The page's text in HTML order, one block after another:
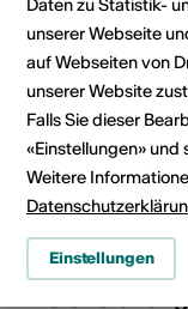
Rubrik
Daten zu Statistik-
unserer Webseite
auf Webseiten von
unserer Website
Falls Sie dieser
«Einstellungen» und
Weitere
Einstellungen